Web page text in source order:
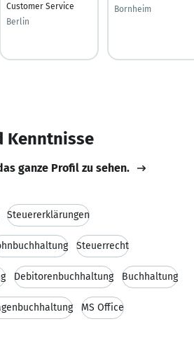
Customer Service
Berlin
Bornheim
Kenntnisse
ganze Profil zu sehen.
Steuererklärungen
Steuerrecht
Debitorenbuchhaltung Buchhaltung
MS Office